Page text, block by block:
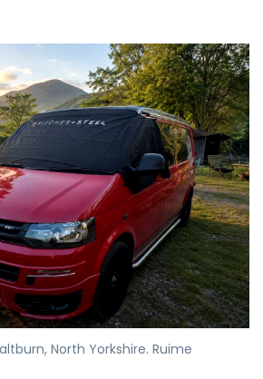
North Yorkshire. Ruime